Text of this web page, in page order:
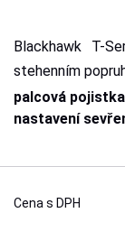
Blackhawk T-
stehenním
palcová pojistka
nastavení
Cena s DPH